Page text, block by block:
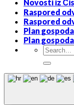
Novosti iz
Raspored
Raspored
Plan
Plan